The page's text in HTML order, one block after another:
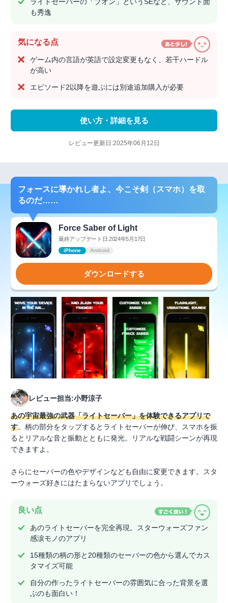
も秀逸
気になる点
ゲーム内の言語が英語で設定変更もなく、若干ハードル
が高い
エピソード2以降を遊ぶには別途追加購入が必要
使い方・詳細を見る
レビュー更新日:2025年06月12日
フォースに導かれし者よ、今こそ剣（スマホ）を取
るのだ……
Force Saber of Light
最終アップデート日:2024年5月17日
iPhone Android
ダウンロードする
レビュー担当:小野涼子
あの宇宙最強の武器「ライトセーバー」を体験できるアプリで
す。柄の部分をタップするとライトセーバーが伸び、スマホを振
るとリアルな音と振動とともに発光。リアルな戦闘シーンが再現
できますよ。
さらにセーバーの色やデザインなども自由に変更できます。スタ
ーウォーズ好きにはたまらないアプリでしょう。
良い点
あのライトセーバーを完全再現。スターウォーズファン
感涙モノのアプリ
15種類の柄の形と20種類のセーバーの色から選んでカス
タマイズ可能
自分の作ったライトセーバーの雰囲気に合った背景を選
ぶのも面白い！